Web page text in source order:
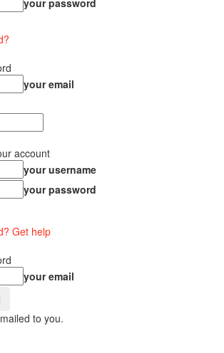
your password
your email
account
your username
your password
Get help
your email
to you.